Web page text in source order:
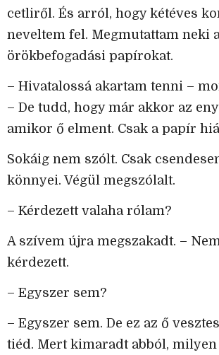
cetliről. És arról, hogy kétéves
neveltem fel. Megmutattam neki
örökbefogadási papírokat.
– Hivatalossá akartam tenni –
– De tudd, hogy már akkor az
amikor ő elment. Csak a papír
Sokáig nem szólt. Csak
könnyei. Végül megszólalt.
– Kérdezett valaha rólam?
A szívem újra megszakadt. –
kérdezett.
– Egyszer sem?
– Egyszer sem. De ez az ő
tiéd. Mert kimaradt abból, milyen